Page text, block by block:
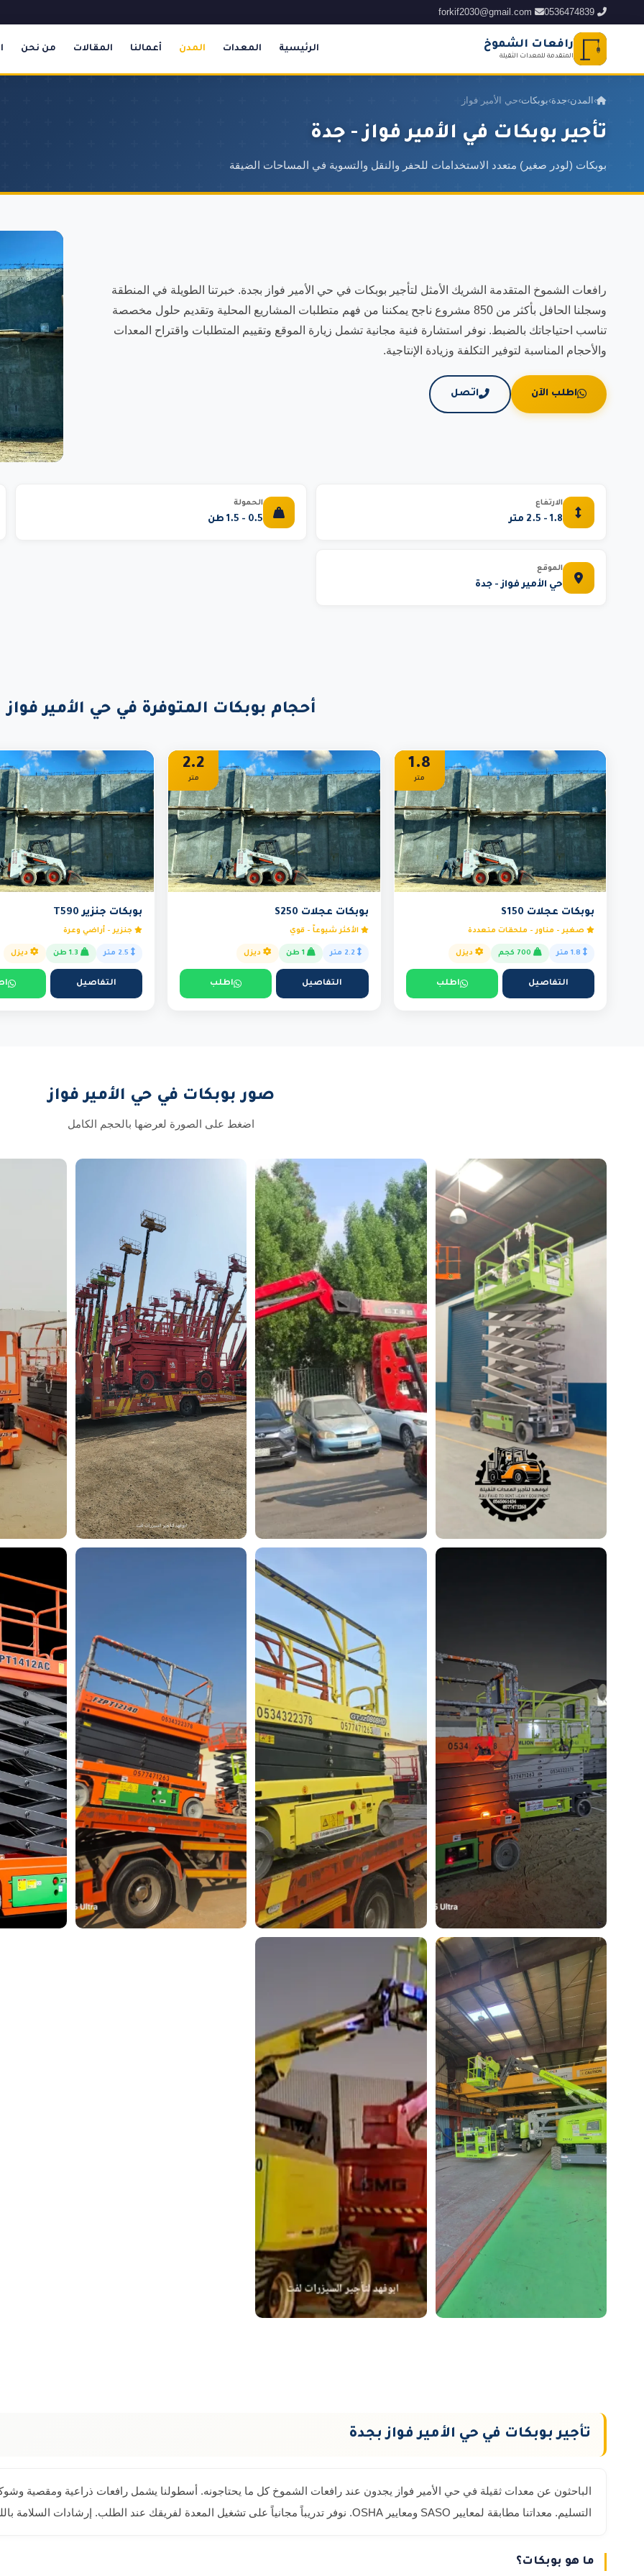
0536474839
forkif2030@gmail.com
رافعات الشموخ
المتقدمة للمعدات الثقيلة
الرئيسية المعدات المدن أعمالنا المقالات من نحن
› المدن›جدة›بوبكات›حي الأمير فواز
تأجير بوبكات في الأمير فواز - جدة
بوبكات (لودر صغير) متعدد الاستخدامات للحفر والنقل والتسوية في المساحات الضيقة
رافعات الشموخ المتقدمة الشريك الأمثل لتأجير بوبكات في حي الأمير فواز بجدة. خبرتنا الطويلة في المنطقة
وسجلنا الحافل بأكثر من 850 مشروع ناجح يمكننا من فهم متطلبات المشاريع المحلية وتقديم حلول مخصصة
تناسب احتياجاتك بالضبط. نوفر استشارة فنية مجانية تشمل زيارة الموقع وتقييم المتطلبات واقتراح المعدات
والأحجام المناسبة لتوفير التكلفة وزيادة الإنتاجية.
اطلب الآن اتصل
الارتفاع
1.8 - 2.5 متر
الحمولة
0.5 - 1.5 طن
الموقع
حي الأمير فواز - جدة
أحجام بوبكات المتوفرة في حي الأمير فواز
1.8
متر
بوبكات عجلات S150
صغير - مناور - ملحقات متعددة
ديزل
التفاصيل اطلب
2.2
متر
بوبكات عجلات S250
الأكثر شيوعاً - قوي
1 طن ديزل
التفاصيل اطلب
بوبكات جنزير T590
جنزير - أراضي وعرة
ديزل
التفاصيل
صور بوبكات في حي الأمير فواز
اضغط على الصورة لعرضها بالحجم الكامل
تأجير بوبكات في حي الأمير فواز بجدة
التسليم. معداتنا مطابقة لمعايير SASO ومعايير OSHA. نوفر تدريباً مجانياً على تشغيل المعدة لفريقك عند الطلب. إرشادات السلامة باللغة العربية مع كل معدة. فحص يومي قبل بدء العمل.
ما هو بوبكات؟